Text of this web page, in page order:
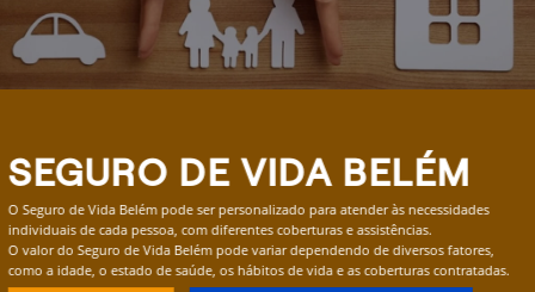
SEGURO DE VIDA BELÉM
O Seguro de Vida Belém pode ser personalizado para atender às necessidades
individuais de cada pessoa, com diferentes coberturas e assistências.
O valor do Seguro de Vida Belém pode variar dependendo de diversos fatores,
como a idade, o estado de saúde, os hábitos de vida e as coberturas contratadas.